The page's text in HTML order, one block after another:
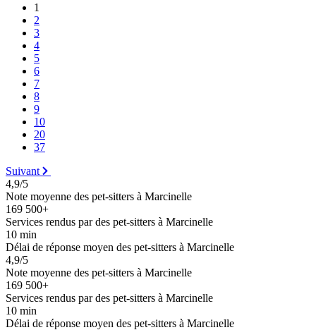
1
2
3
4
5
6
7
8
9
10
20
37
Suivant
4,9/5
Note moyenne des pet-sitters à Marcinelle
169 500+
Services rendus par des pet-sitters à Marcinelle
10 min
Délai de réponse moyen des pet-sitters à Marcinelle
4,9/5
Note moyenne des pet-sitters à Marcinelle
169 500+
Services rendus par des pet-sitters à Marcinelle
10 min
Délai de réponse moyen des pet-sitters à Marcinelle